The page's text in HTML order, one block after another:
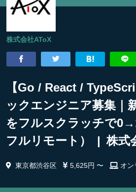
株式会社AToX
【Go / React /
ックエンジニア募集｜
をフルスクラッチで
フルリモート） | 株式
東京都渋谷区 5,625円 〜 オン